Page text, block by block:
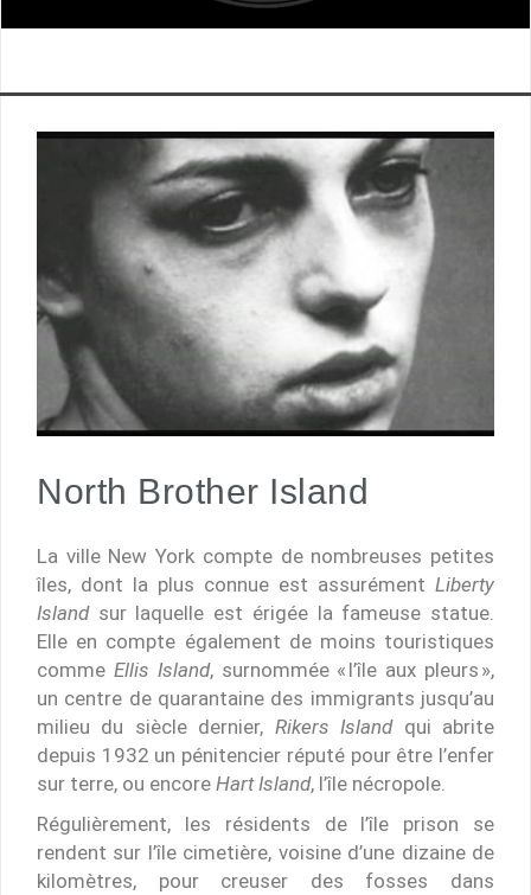
North Brother Island
La ville New York compte de nombreuses petites
îles, dont la plus connue est assurément Liberty
Islandsur laquelle est érigée la fameuse statue.
Elle en compte également de moins touristiques
comme Ellis Island, surnommée « l’île aux pleurs »,
un centre de quarantaine des immigrants jusqu’au
milieu du siècle dernier, Rikers Islandqui abrite
depuis 1932 un pénitencier réputé pour être l’enfer
sur terre, ou encore Hart Island, l’île nécropole.
Régulièrement, les résidents de l’île prison se
rendent sur l’île cimetière, voisine d’une dizaine de
kilomètres, pour creuser des fosses dans